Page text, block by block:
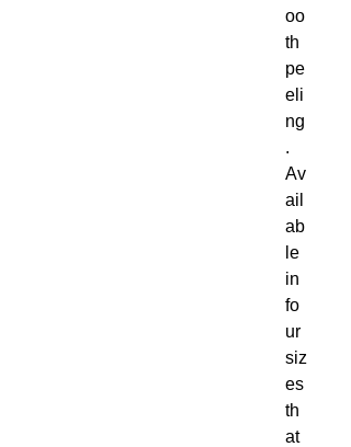
oo
th
pe
eli
ng
.
Av
ail
ab
le
in
fo
ur
siz
es
th
at